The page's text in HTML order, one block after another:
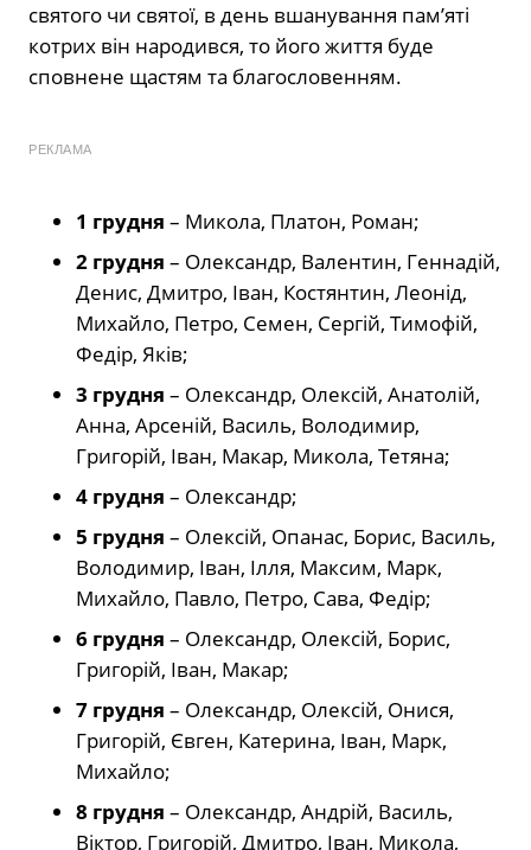
святого чи святої, в день вшанування пам’яті
котрих він народився, то його життя буде
сповнене щастям та благословенням.
РЕКЛАМА
1 грудня – Микола, Платон, Роман;
2 грудня – Олександр, Валентин, Геннадій,
Денис, Дмитро, Іван, Костянтин, Леонід,
Михайло, Петро, Семен, Сергій, Тимофій,
Федір, Яків;
3 грудня – Олександр, Олексій, Анатолій,
Анна, Арсеній, Василь, Володимир,
Григорій, Іван, Макар, Микола, Тетяна;
4 грудня – Олександр;
5 грудня – Олексій, Опанас, Борис, Василь,
Володимир, Іван, Ілля, Максим, Марк,
Михайло, Павло, Петро, Сава, Федір;
6 грудня – Олександр, Олексій, Борис,
Григорій, Іван, Макар;
7 грудня – Олександр, Олексій, Онися,
Григорій, Євген, Катерина, Іван, Марк,
Михайло;
8 грудня – Олександр, Андрій, Василь,
Віктор, Григорій, Дмитро, Іван, Микола,